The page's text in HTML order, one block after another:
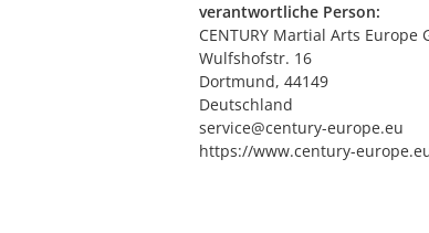
verantwortliche Person:
CENTURY Martial Arts Europe
Wulfshofstr. 16
Dortmund, 44149
Deutschland
service@century-europe.eu
https://www.century-